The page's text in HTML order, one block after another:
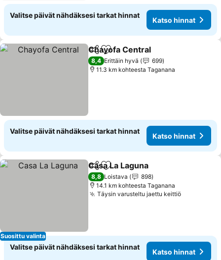
Valitse päivät nähdäksesi tarkat hinnat
Katso hinnat
Jaa Lisää suosikkeihin
Chayofa Central
8,4 Erittäin hyvä
699
11.3 km kohteesta Taganana
Valitse päivät nähdäksesi tarkat hinnat
Katso hinnat
Suosittu valinta
Jaa Lisää suosikkeihin
Casa La Laguna
8,8 Loistava
898
14.1 km kohteesta Taganana
Täysin varusteltu jaettu keittiöKatso
Valitse päivät nähdäksesi tarkat hinnat
Katso hinnat